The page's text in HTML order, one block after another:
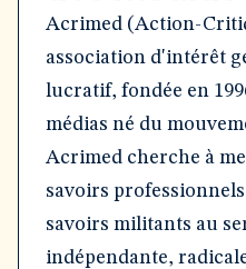
Acrimed (Action-
association d'intérêt
lucratif, fondée en
médias né du
Acrimed cherche à
savoirs
savoirs militants au
indépendante,